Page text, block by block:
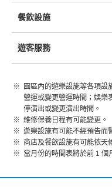
餐飲設施
遊客服務
園區內的遊樂設施等各項設
營運或變更營運時間；娛樂
停演出或變更演出時間。
維修保養日程有可能變更。
遊樂設施有可能不經預告而
商店及餐飲設施有可能依天
當月份的時間表將於前 1 個